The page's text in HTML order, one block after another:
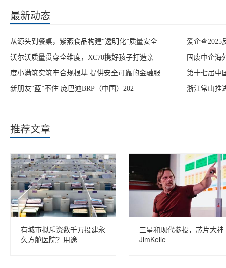
最新动态
从源头到餐桌，紫燕食品构建“透明化”质量安全 爱企查2025
沃尔沃质量贯穿全维度，XC70携好孩子打造亲 固废中企海
度小满筑实筑牢合规根基 提供安全可靠的金融服 第十七届中
新朋友“蓝”不住 庞巴迪BRP（中国）202 浙江常山推
推荐文章
有城市拟斥资数千万投建永
久方舱医院？用途
三星和现代参投，芯片大神
JimKelle